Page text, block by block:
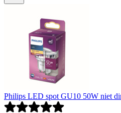
Philips LED spot GU10 50W niet